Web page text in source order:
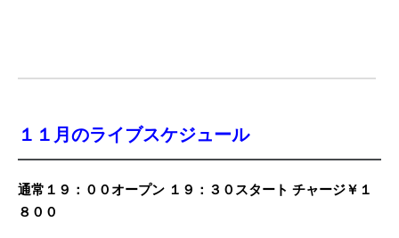
１１月のライブスケジュール
通常１９：００オープン １９：３０スタート チャージ￥１
８００